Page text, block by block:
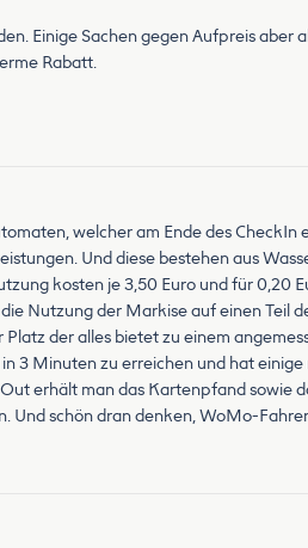
Einige Sachen gegen Aufpreis aber
Rabatt.
welcher am Ende des CheckIn
Und diese bestehen aus
kosten je 3,50 Euro und für 0,20
Nutzung der Markise auf einen Teil
der alles bietet zu einem
3 Minuten zu erreichen und hat
erhält man das Kartenpfand sowie
schön dran denken, WoMo-